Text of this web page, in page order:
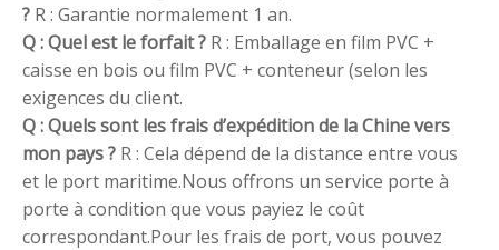
? R : Garantie normalement 1 an.
Q : Quel est le forfait ? R : Emballage en film PVC +
caisse en bois ou film PVC + conteneur (selon les
exigences du client.
Q : Quels sont les frais d’expédition de la Chine vers
mon pays ? R : Cela dépend de la distance entre vous
et le port maritime.Nous offrons un service porte à
porte à condition que vous payiez le coût
correspondant.Pour les frais de port, vous pouvez